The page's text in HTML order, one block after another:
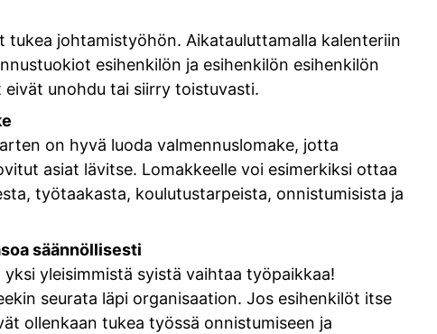
tukea johtamistyöhön. Aikatauluttamalla kalenteriin
esihenkilön ja esihenkilön esihenkilön
unohdu tai siirry toistuvasti.
on hyvä luoda valmennuslomake, jotta
asiat lävitse. Lomakkeelle voi esimerkiksi ottaa
työtaakasta, koulutustarpeista, onnistumisista ja
säännöllisesti
yleisimmistä syistä vaihtaa työpaikkaa!
seurata läpi organisaation. Jos esihenkilöt itse
ollenkaan tukea työssä onnistumiseen ja